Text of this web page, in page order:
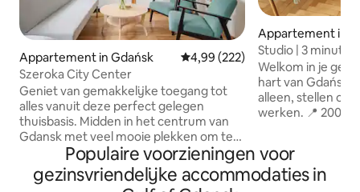
Appartement in Gdańsk Gemiddelde beoordeling van
4,99 (222)
Szeroka City Center
Geniet van gemakkelijke toegang tot
alles vanuit deze perfect gelegen
thuisbasis. Midden in het centrum van
Gdansk met veel mooie plekken om te
verkennen Volledig ingerichte keuken,
twee eenpersoonsbedden die kunnen
worden omgebouwd tot
Appartement in
Studio | 3
station | Balkon
​Welkom in je
hart van Gdańsk!
alleen, stellen of
werken. ​📍 200 m naar het centraal
steenworp
en winkels 💻
Populaire voorzieningen voor
gezinsvriendelijke accommodaties in